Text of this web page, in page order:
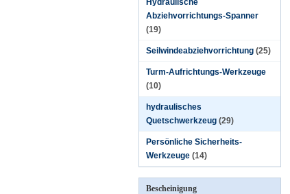
Hydraulische
Abziehvorrichtungs-Spanner
(19)
Seilwindeabziehvorrichtung (25)
Turm-Aufrichtungs-Werkzeuge
(10)
hydraulisches
Quetschwerkzeug (29)
Persönliche Sicherheits-
Werkzeuge (14)
Bescheinigung